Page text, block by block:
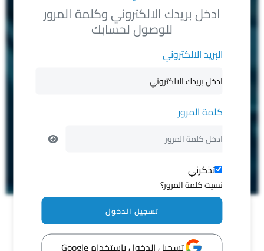
ادخل بريدك الالكتروني وكلمة المرور
للوصول لحسابك
البريد الالكتروني
كلمة المرور
تذكرني
نسيت كلمة المرور؟
تسجيل الدخول
تسجيل الدخول باستخدام Google
تصفيه من 3402 الحالات